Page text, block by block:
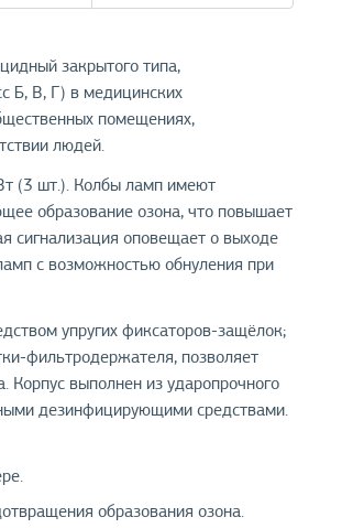
закрытого типа,
Б, В, Г) в медицинских
помещениях,
людей.
(3 шт.). Колбы ламп имеют
образование озона, что повышает
сигнализация оповещает о выходе
с возможностью обнуления при
упругих фиксаторов-защёлок;
фильтродержателя, позволяет
Корпус выполнен из ударопрочного
дезинфицирующими средствами.
образования озона.